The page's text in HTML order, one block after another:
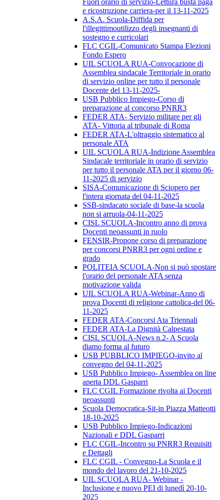
Fuori orario di servizio-Lettura busta paga
e ricostruzione carriera-per il 13-11-2025
A.S.A. Scuola-Diffida per
l'illegittimoutilizzo degli insegnanti di
sostegno e curricolari
FLC CGIL-Comunicato Stampa Elezioni
Fondo Espero
UIL SCUOLA RUA-Convocazione di
Assemblea sindacale Territoriale in orario
di servizio online per tutto il personale
Docente del 13-11-2025-
USB Pubblico Impiego-Corso di
preparazione al concorso PNRR3
FEDER ATA- Servizio militare per gli
ATA- Vittoria al tribunale di Roma
FEDER ATA-L'oltraggio sistematico al
personale ATA
UIL SCUOLA RUA-Indizione Assemblea
Sindacale territoriale in orario di servizio
per tutto il personale ATA per il giorno 06-
11-2025 di servizio
SISA-Comunicazione di Sciopero per
l'intera giornata del 04-11-2025
SSB-sindacato sociale di base-la scuola
non si arruola-04-11-2025
CISL SCUOLA-Incontro anno di prova
Docenti neoassunti in ruolo
FENSIR-Propone corso di preparazione
per concorsi PNRR3 per ogni ordine e
grado
POLITEIA SCUOLA-Non si può spostare
l'orario del personale ATA senza
motivazione valida
UIL SCUOLA RUA-Webinar-Anno di
prova Docenti di religione cattolica-del 06-
11-2025
FEDER ATA-Concorsi Ata Triennali
FEDER ATA-La Dignità Calpestata
CISL SCUOLA-News n.2- A Scuola
diamo forma al futuro
USB PUBBLICO IMPIEGO-invito al
convegno del 04-11-2025
USB Pubblico Impiego- Assemblea on line
aperta DDL Gasparri
FLC CGIL Formazione rivolta ai Docenti
neoassunti
Scuola Democratica-Sit-in Piazza Matteotti
18-10-2025
USB Pubblico Impiego-Indicazioni
Nazionali e DDL Gasparri
FLC CGIL-Incontro su PNRR3 Requisiti
e Dettagli
FLC CGIL - Convegno-La Scuola e il
mondo del lavoro del 21-10-2025
UIL SCUOLA RUA- Webinar -
Inclusione e nuovo PEI di lunedì 20-10-
2025